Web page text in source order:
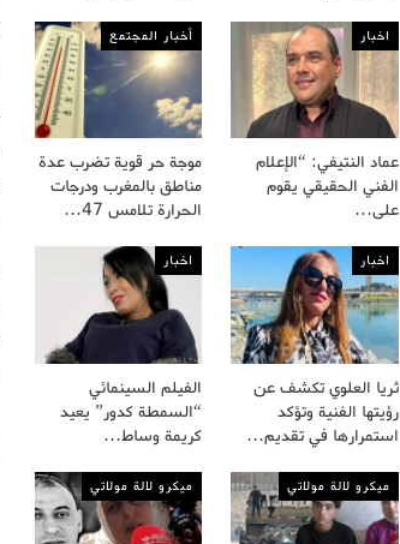
اخبار
عماد النتيفي: “الإعلام
الفني الحقيقي يقوم
على…
أخبار المجتمع
موجة حر قوية تضرب عدة
مناطق بالمغرب ودرجات
الحرارة تلامس 47…
اخبار
ثريا العلوي تكشف عن
رؤيتها الفنية وتؤكد
استمرارها في تقديم…
اخبار
الفيلم السينمائي
“السمطة كدور” يعيد
كريمة وساط…
ميكرو لالة مولاتي ميكرو لالة مولاتي